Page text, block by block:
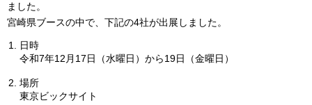
ました。
宮崎県ブースの中で、下記の4社が出展しました。
日時
令和7年12月17日（水曜日）から19日（金曜日）
場所
東京ビックサイト